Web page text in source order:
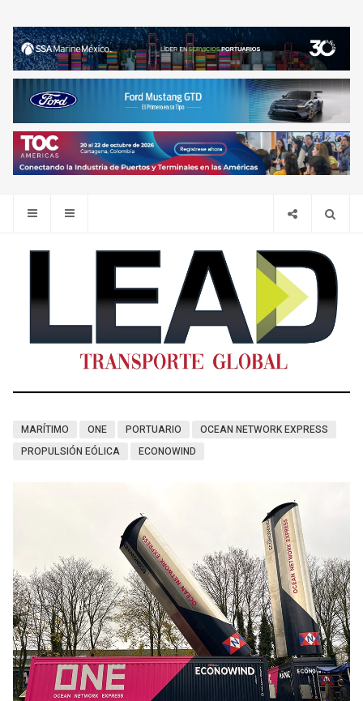
MARÍTIMO ONE PORTUARIO
OCEAN NETWORK EXPRESS
PROPULSIÓN EÓLICA
ECONOWIND